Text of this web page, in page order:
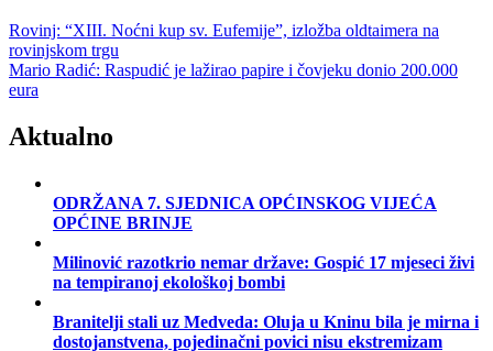
Rovinj: “XIII. Noćni kup sv. Eufemije”, izložba oldtaimera na
rovinjskom trgu
Mario Radić: Raspudić je lažirao papire i čovjeku donio 200.000
eura
Aktualno
ODRŽANA 7. SJEDNICA OPĆINSKOG VIJEĆA
OPĆINE BRINJE
Milinović razotkrio nemar države: Gospić 17 mjeseci živi
na tempiranoj ekološkoj bombi
Branitelji stali uz Medveda: Oluja u Kninu bila je mirna i
dostojanstvena, pojedinačni povici nisu ekstremizam